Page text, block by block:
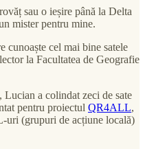
sau o ieșire până la Delta
mister pentru mine.
cunoaște cel mai bine satele
la Facultatea de Geografie
, Lucian a colindat zeci de sate
pentru proiectul QR4ALL,
uri (grupuri de acțiune locală)